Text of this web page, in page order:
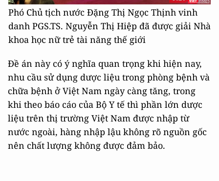
Phó Chủ tịch nước Đặng Thị Ngọc Thịnh vinh
danh PGS.TS. Nguyễn Thị Hiệp đã được giải Nhà
khoa học nữ trẻ tài năng thế giới
Đề án này có ý nghĩa quan trọng khi hiện nay,
nhu cầu sử dụng dược liệu trong phòng bệnh và
chữa bệnh ở Việt Nam ngày càng tăng, trong
khi theo báo cáo của Bộ Y tế thì phần lớn dược
liệu trên thị trường Việt Nam được nhập từ
nước ngoài, hàng nhập lậu không rõ nguồn gốc
nên chất lượng không được đảm bảo.